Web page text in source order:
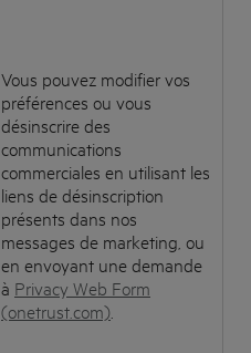
Vous pouvez modifier vos
préférences ou vous
désinscrire des
communications
commerciales en utilisant les
liens de désinscription
présents dans nos
messages de marketing, ou
en envoyant une demande
à Privacy Web Form
(onetrust.com)